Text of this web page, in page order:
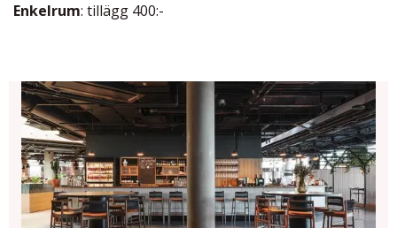
Enkelrum: tillägg 400:-